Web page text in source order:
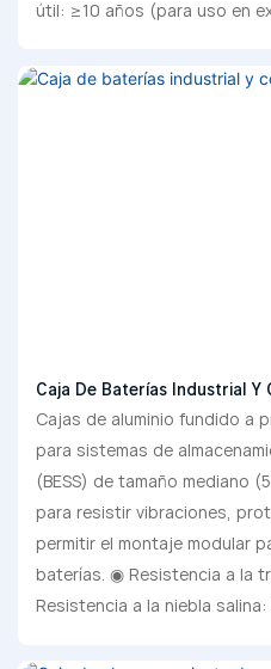
útil: ≥10 años (para uso en
Caja De Baterías Industrial Y
Cajas de aluminio fundido a
para sistemas de
(BESS) de tamaño mediano
para resistir vibraciones,
permitir el montaje modular
baterías. ◉ Resistencia a la
Resistencia a la niebla salina: